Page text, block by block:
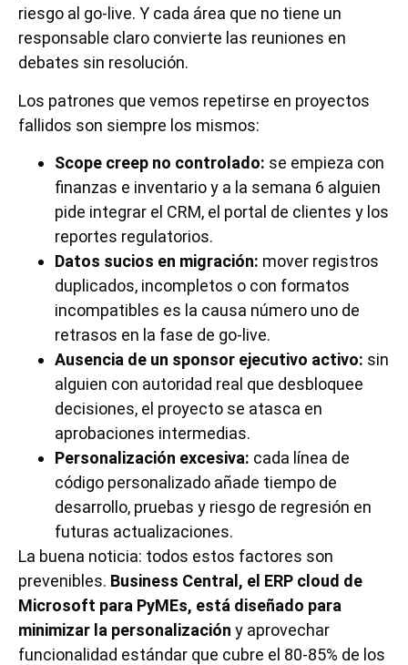
riesgo al go-live. Y cada área que no tiene un
responsable claro convierte las reuniones en
debates sin resolución.
Los patrones que vemos repetirse en proyectos
fallidos son siempre los mismos:
Scope creep no controlado: se empieza con
finanzas e inventario y a la semana 6 alguien
pide integrar el CRM, el portal de clientes y los
reportes regulatorios.
Datos sucios en migración: mover registros
duplicados, incompletos o con formatos
incompatibles es la causa número uno de
retrasos en la fase de go-live.
Ausencia de un sponsor ejecutivo activo: sin
alguien con autoridad real que desbloquee
decisiones, el proyecto se atasca en
aprobaciones intermedias.
Personalización excesiva: cada línea de
código personalizado añade tiempo de
desarrollo, pruebas y riesgo de regresión en
futuras actualizaciones.
La buena noticia: todos estos factores son
prevenibles. Business Central, el ERP cloud de
Microsoft para PyMEs, está diseñado para
minimizar la personalización y aprovechar
funcionalidad estándar que cubre el 80-85% de los